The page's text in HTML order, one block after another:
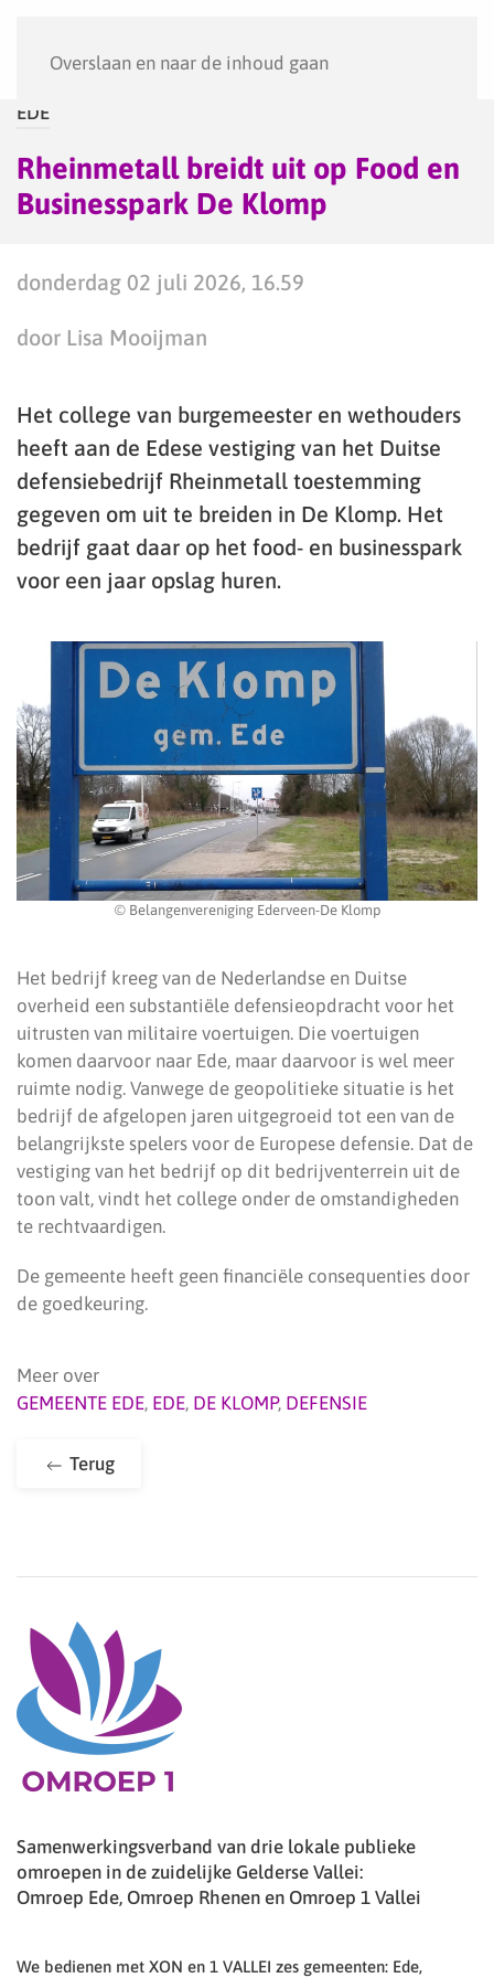
Overslaan en naar de inhoud gaan
EDE
Rheinmetall breidt uit op Food en
Businesspark De Klomp
donderdag 02 juli 2026, 16.59
door Lisa Mooijman
Het college van burgemeester en wethouders
heeft aan de Edese vestiging van het Duitse
defensiebedrijf Rheinmetall toestemming
gegeven om uit te breiden in De Klomp. Het
bedrijf gaat daar op het food- en businesspark
voor een jaar opslag huren.
© Belangenvereniging Ederveen-De Klomp
Het bedrijf kreeg van de Nederlandse en Duitse
overheid een substantiële defensieopdracht voor het
uitrusten van militaire voertuigen. Die voertuigen
komen daarvoor naar Ede, maar daarvoor is wel meer
ruimte nodig. Vanwege de geopolitieke situatie is het
bedrijf de afgelopen jaren uitgegroeid tot een van de
belangrijkste spelers voor de Europese defensie. Dat de
vestiging van het bedrijf op dit bedrijventerrein uit de
toon valt, vindt het college onder de omstandigheden
te rechtvaardigen.
De gemeente heeft geen financiële consequenties door
de goedkeuring.
Meer over
GEMEENTE EDE, EDE, DE KLOMP, DEFENSIE
Terug
Samenwerkingsverband van drie lokale publieke
omroepen in de zuidelijke Gelderse Vallei:
Omroep Ede, Omroep Rhenen en Omroep 1 Vallei
We bedienen met XON en 1 VALLEI zes gemeenten: Ede,